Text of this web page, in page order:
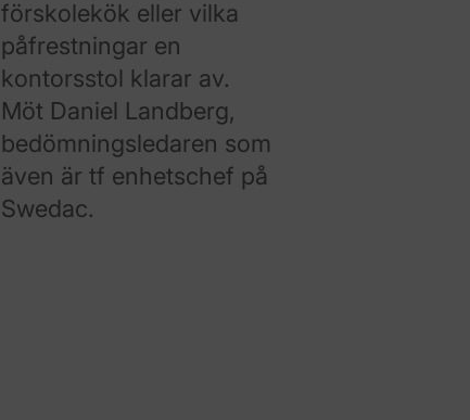
förskolekök eller vilka
påfrestningar en
kontorsstol klarar av.
Möt Daniel Landberg,
bedömningsledaren som
även är tf enhetschef på
Swedac.